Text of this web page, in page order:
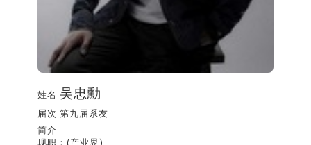
姓名 吴忠勳
届次 第九届系友
简介
现职：(产业界)